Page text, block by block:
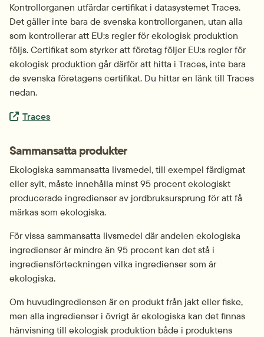
Kontrollorganen utfärdar certifikat i datasystemet Traces.
Det gäller inte bara de svenska kontrollorganen, utan alla
som kontrollerar att EU:s regler för ekologisk produktion
följs. Certifikat som styrker att företag följer EU:s regler för
ekologisk produktion går därför att hitta i Traces, inte bara
de svenska företagens certifikat. Du hittar en länk till Traces
nedan.
Extern länk.
Traces
Sammansatta produkter
Ekologiska sammansatta livsmedel, till exempel färdigmat
eller sylt, måste innehålla minst 95 procent ekologiskt
producerade ingredienser av jordbruks­ursprung för att få
märkas som ekologiska.
För vissa sammansatta livsmedel där andelen ekologiska
ingredienser är mindre än 95 procent kan det stå i
ingrediens­förteckningen vilka ingredienser som är
ekologiska.
Om huvud­ingrediensen är en produkt från jakt eller fiske,
men alla ingredienser i övrigt är ekologiska kan det finnas
hänvisning till ekologisk produktion både i produktens